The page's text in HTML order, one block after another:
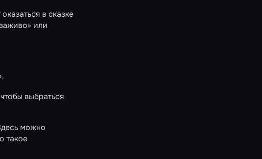
в сказке
или
.
выбраться
можно
такое